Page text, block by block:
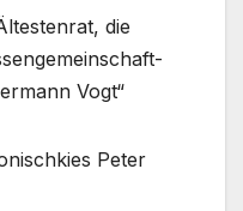
die
Vogt“
Peter